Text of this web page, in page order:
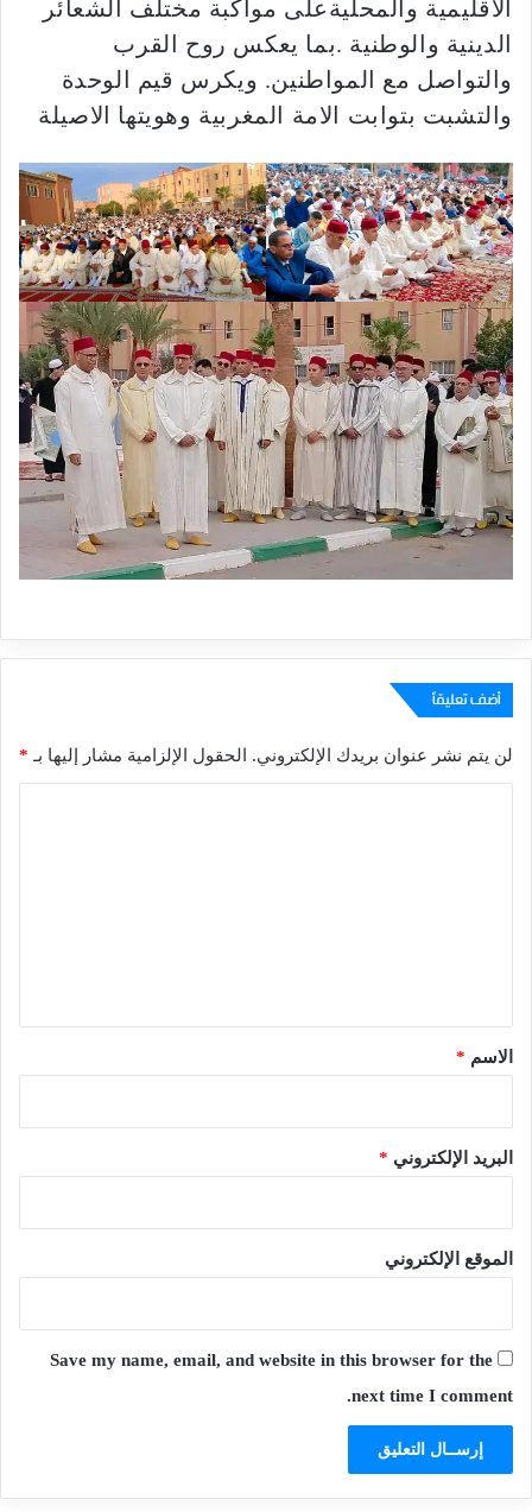
الاقليمية والمحليةعلى مواكبة مختلف الشعائر
الدينية والوطنية .بما يعكس روح القرب
والتواصل مع المواطنين. ويكرس قيم الوحدة
والتشبت بتوابت الامة المغربية وهويتها الاصيلة
أضف تعليقاً
لن يتم نشر عنوان بريدك الإلكتروني. الحقول الإلزامية مشار إليها بـ *
*الاسم *
البريد الإلكتروني *
الموقع الإلكتروني
Save my name, email, and website in this browser for the
next time I comment.